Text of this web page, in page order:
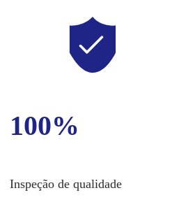
100%
Inspeção de qualidade